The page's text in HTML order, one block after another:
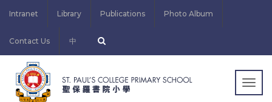
Intranet Library Publications Photo Album
Contact Us 中